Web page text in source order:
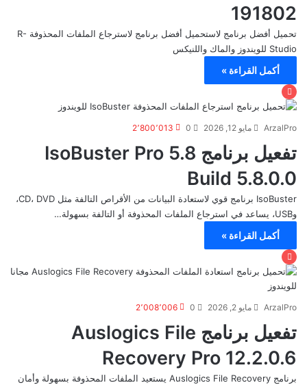
191802
تحميل أفضل برنامج لاستحميل أفضل برنامج لاسترجاع الملفات المحذوفة R-
Studio للويندوز والماك واللنيكس
أكمل القراءة »
ArzalPro مايو 12, 2026 0 2٬800٬013
تفعيل برنامج IsoBuster Pro 5.8
Build 5.8.0.0
IsoBuster برنامج قوي لاستعادة البيانات من الأقراص التالفة مثل CD، DVD،
وUSB، يساعد في استرجاع الملفات المحذوفة أو التالفة بسهولة…
أكمل القراءة »
ArzalPro مايو 2, 2026 0 2٬008٬006
تفعيل برنامج Auslogics File
Recovery Pro 12.2.0.6
برنامج Auslogics File Recovery يستعيد الملفات المحذوفة بسهولة وأمان